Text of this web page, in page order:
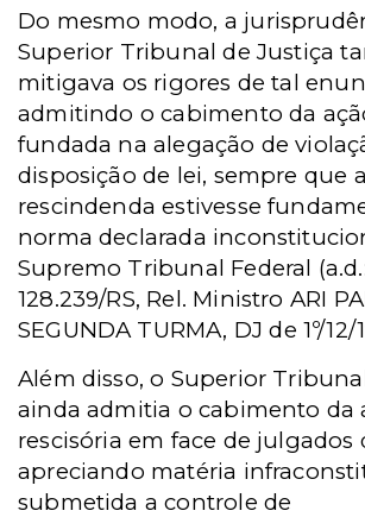
Do mesmo modo, a
Superior Tribunal de Justiça
mitigava os rigores de tal
admitindo o cabimento da
fundada na alegação de
disposição de lei, sempre que
rescindenda estivesse
norma declarada
Supremo Tribunal Federal
128.239/RS, Rel. Ministro ARI
SEGUNDA TURMA, DJ de 1º/12/
Além disso, o Superior
ainda admitia o cabimento da
rescisória em face de julgados
apreciando matéria
submetida a controle de